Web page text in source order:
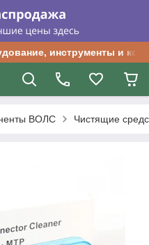
инструменты и
ВОЛС Чистящие